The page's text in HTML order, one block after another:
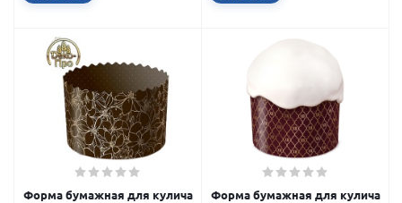
Форма бумажная для кулича
Форма бумажная для кулича